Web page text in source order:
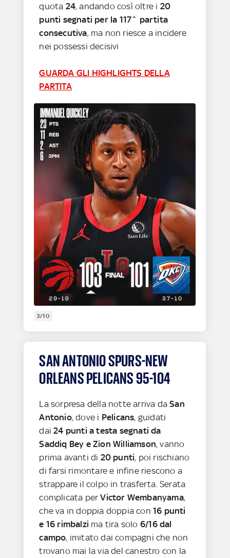
quota 24, andando così oltre i 20
punti segnati per la 117^ partita
consecutiva, ma non riesce a incidere
nei possessi decisivi
GUARDA GLI HIGHLIGHTS DELLA
PARTITA
3/10
SAN ANTONIO SPURS-NEW
ORLEANS PELICANS 95-104
La sorpresa della notte arriva da San
Antonio, dove i Pelicans, guidati
dai24 punti a testa segnati da
Saddiq Bey e Zion Williamson, vanno
prima avanti di 20 punti, poi rischiano
di farsi rimontare e infine riescono a
strappare il colpo in trasferta. Serata
complicata perVictor Wembanyama,
che va in doppia doppia con16 punti
e 16 rimbalzi ma tira solo 6/16 dal
campo, imitato dai compagni che non
trovano mai la via del canestro con la